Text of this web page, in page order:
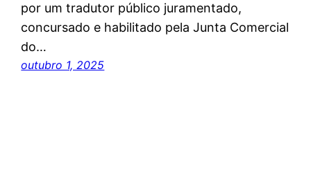
por um tradutor público juramentado,
concursado e habilitado pela Junta Comercial
do…
outubro 1, 2025